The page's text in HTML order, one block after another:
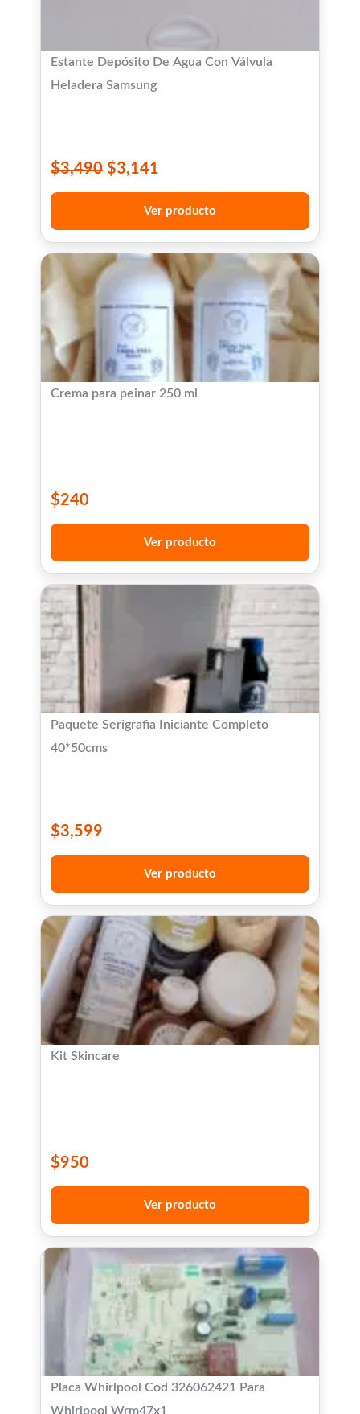
Estante Depósito De Agua Con Válvula
Heladera Samsung
$3,490 $3,141
Ver producto
Crema para peinar 250 ml
$240
Ver producto
Paquete Serigrafia Iniciante Completo
40*50cms
$3,599
Ver producto
Kit Skincare
$950
Ver producto
Placa Whirlpool Cod 326062421 Para
Whirlpool Wrm47x1